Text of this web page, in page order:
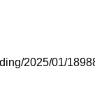
2025/01/